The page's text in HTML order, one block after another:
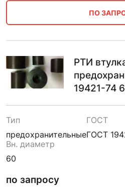
ПО
РТИ
19421-74
Тип
предохранительные
ГОСТ
ГОСТ
Вн. диаметр
60
по запросу